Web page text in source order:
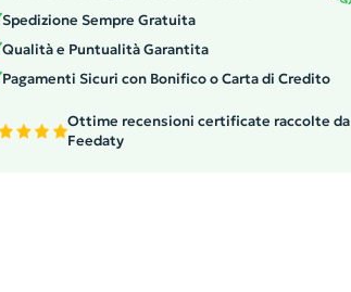
Spedizione Sempre Gratuita
Qualità e Puntualità Garantita
Pagamenti Sicuri con Bonifico o Carta di Credito
Ottime recensioni certificate raccolte da
Feedaty